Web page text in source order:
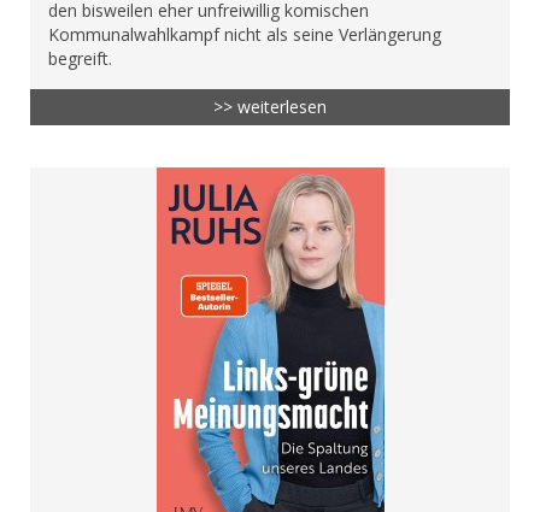
den bisweilen eher unfreiwillig komischen
Kommunalwahlkampf nicht als seine Verlängerung
begreift.
>> weiterlesen